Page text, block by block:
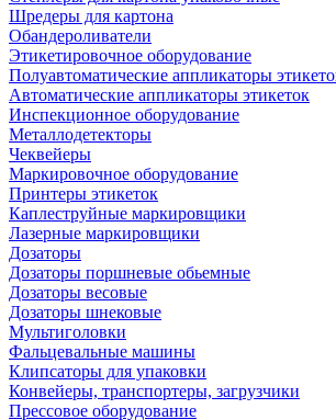
Шредеры для картона
Обандероливатели
Этикетировочное оборудование
Полуавтоматические аппликаторы
Автоматические аппликаторы этикеток
Инспекционное оборудование
Металлодетекторы
Чеквейеры
Маркировочное оборудование
Принтеры этикеток
Каплеструйные маркировщики
Лазерные маркировщики
Дозаторы
Дозаторы поршневые обьемные
Дозаторы весовые
Дозаторы шнековые
Мультиголовки
Фальцевальные машины
Клипсаторы для упаковки
Конвейеры, транспортеры, загрузчики
Прессовое оборудование